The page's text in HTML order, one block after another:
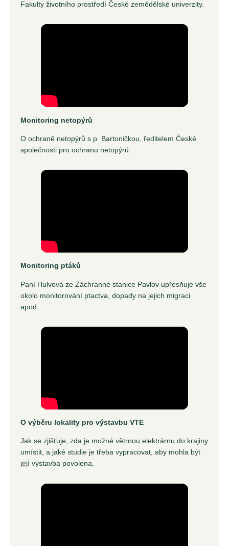
Fakulty životního prostředí České zemědělské univerzity.
Monitoring netopýrů
O ochraně netopýrů s p. Bartoničkou, ředitelem České
společnosti pro ochranu netopýrů.
Monitoring ptáků
Paní Hulvová ze Záchranné stanice Pavlov upřesňuje vše
okolo monitorování ptactva, dopady na jejich migraci
apod.
O výběru lokality pro výstavbu VTE
Jak se zjišťuje, zda je možné větrnou elektrárnu do krajiny
umístit, a jaké studie je třeba vypracovat, aby mohla být
její výstavba povolena.